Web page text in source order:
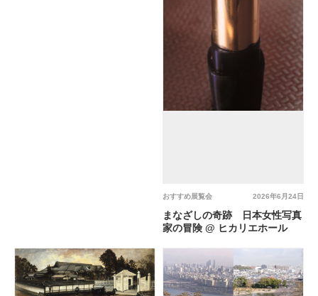
2026年6月24日
おすすめ展覧会
まなざしの奇跡 日本女性写真
家の冒険 @ ヒカリエホール